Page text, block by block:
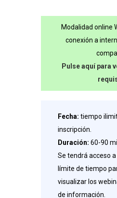
Modalidad online
conexión a
Pulse aquí para
Fecha: tiempo
inscripción.
Duración: 60-90
Se tendrá acceso
límite de tiempo
visualizar los
de información.